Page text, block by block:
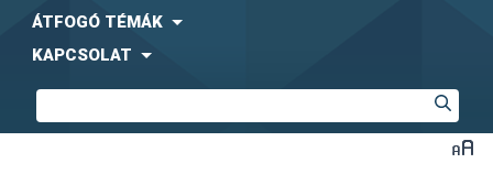
ÁTFOGÓ TÉMÁK
KAPCSOLAT